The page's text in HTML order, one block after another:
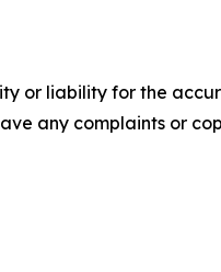
or liability for the
any complaints or